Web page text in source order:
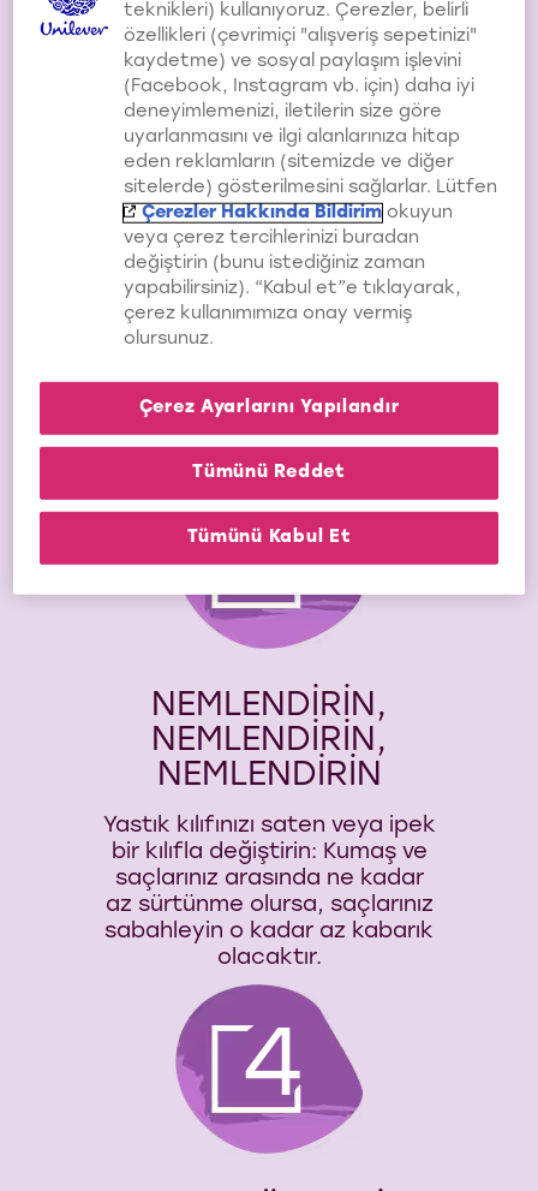
ELLERİNİZİ
SAÇLARINIZDAN
UZAK TUTUN
2
Saçlarınızı ellerinizle düzeltme
veya düğümleme dürtünüzü
Onları kirletmenin yanı sıra
olursunuz.
NEMLENDİRİN,
NEMLENDİRİN,
NEMLENDİRİN
3
Yastık kılıfınızı saten veya ipek
bir kılıfla değiştirin: Kumaş ve
saçlarınız arasında ne kadar
az sürtünme olursa, saçlarınız
sabahleyin o kadar az kabarık
olacaktır.
4
teknikleri) kullanıyoruz. Çerezler, belirli
özellikleri (çevrimiçi "alışveriş sepetinizi"
kaydetme) ve sosyal paylaşım işlevini
(Facebook, Instagram vb. için) daha iyi
deneyimlemenizi, iletilerin size göre
uyarlanmasını ve ilgi alanlarınıza hitap
eden reklamların (sitemizde ve diğer
sitelerde) gösterilmesini sağlarlar. Lütfen
Çerezler Hakkında Bildirim okuyun
veya çerez tercihlerinizi buradan
değiştirin (bunu istediğiniz zaman
yapabilirsiniz). “Kabul et”e tıklayarak,
çerez kullanımımıza onay vermiş
olursunuz.
Çerez Ayarlarını Yapılandır
Tümünü Reddet
Tümünü Kabul Et